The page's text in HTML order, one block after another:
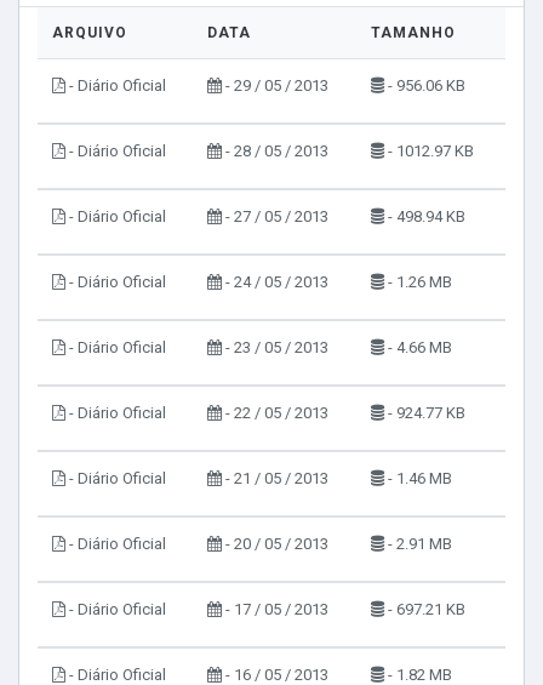
ARQUIVO DATA TAMANHO
- Diário Oficial - 29 / 05 / 2013 - 956.06 KB
- Diário Oficial - 28 / 05 / 2013 - 1012.97 KB
- Diário Oficial - 27 / 05 / 2013 - 498.94 KB
- Diário Oficial - 24 / 05 / 2013 - 1.26 MB
- Diário Oficial - 23 / 05 / 2013 - 4.66 MB
- Diário Oficial - 22 / 05 / 2013 - 924.77 KB
- Diário Oficial - 21 / 05 / 2013 - 1.46 MB
- Diário Oficial - 20 / 05 / 2013 - 2.91 MB
- Diário Oficial - 17 / 05 / 2013 - 697.21 KB
- Diário Oficial - 16 / 05 / 2013 - 1.82 MB